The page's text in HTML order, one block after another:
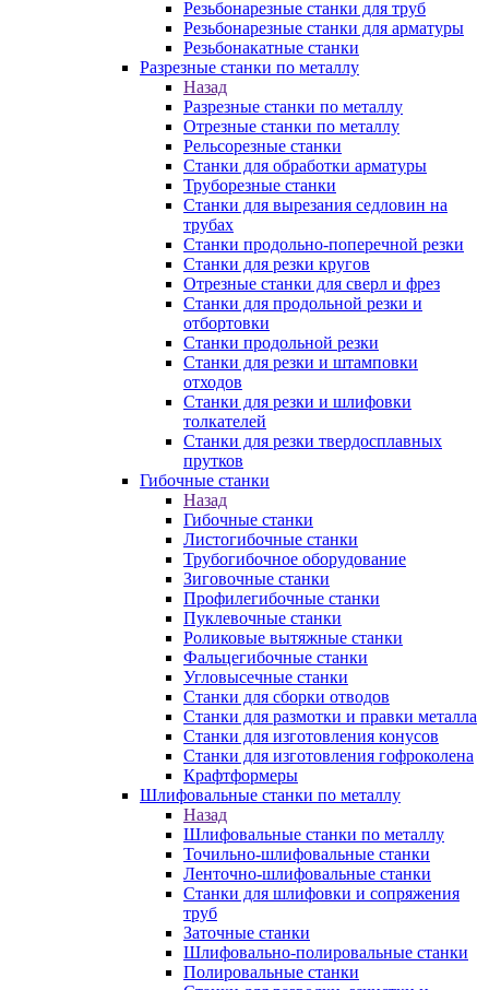
Резьбонарезные станки для труб
Резьбонарезные станки для арматуры
Резьбонакатные станки
Разрезные станки по металлу
Назад
Разрезные станки по металлу
Отрезные станки по металлу
Рельсорезные станки
Станки для обработки арматуры
Труборезные станки
Станки для вырезания седловин на
трубаx
Станки продольно-поперечной резки
Станки для резки кругов
Отрезные станки для сверл и фрез
Станки для продольной резки и
отбортовки
Станки продольной резки
Станки для резки и штамповки
отходов
Станки для резки и шлифовки
толкателей
Станки для резки твердосплавных
прутков
Гибочные станки
Назад
Гибочные станки
Листогибочные станки
Трубогибочное оборудование
Зиговочные станки
Профилегибочные станки
Пуклевочные станки
Роликовые вытяжные станки
Фальцегибочные станки
Угловысечные станки
Станки для сборки отводов
Станки для размотки и правки металла
Станки для изготовления конусов
Станки для изготовления гофроколена
Крафтформеры
Шлифовальные станки по металлу
Назад
Шлифовальные станки по металлу
Точильно-шлифовальные станки
Ленточно-шлифовальные станки
Станки для шлифовки и сопряжения
труб
Заточные станки
Шлифовально-полировальные станки
Полировальные станки